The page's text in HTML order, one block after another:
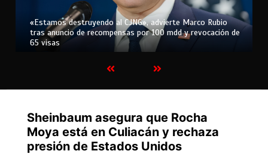
«Estamos destruyendo al CJNG», advierte Marco Rubio
tras anuncio de recompensas por 100 mdd y revocación de
65 visas
Sheinbaum asegura que Rocha
Moya está en Culiacán y rechaza
presión de Estados Unidos